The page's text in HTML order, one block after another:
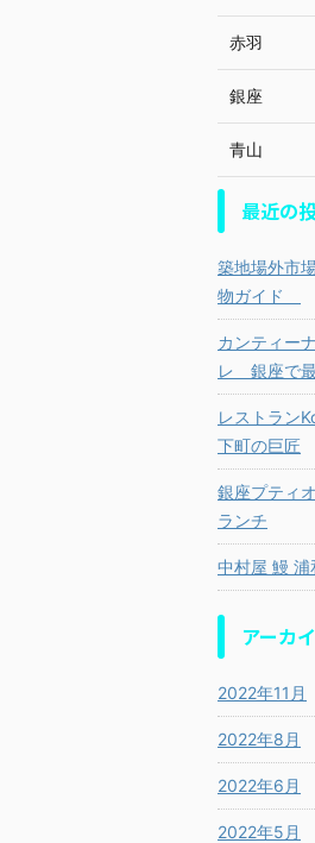
赤羽
銀座
青山
最近の
築地場外市
物ガイド
カンティー
レ 銀座で
レストラン
下町の巨匠
銀座プティ
ランチ
中村屋 鰻
アーカ
2022年11月
2022年8月
2022年6月
2022年5月